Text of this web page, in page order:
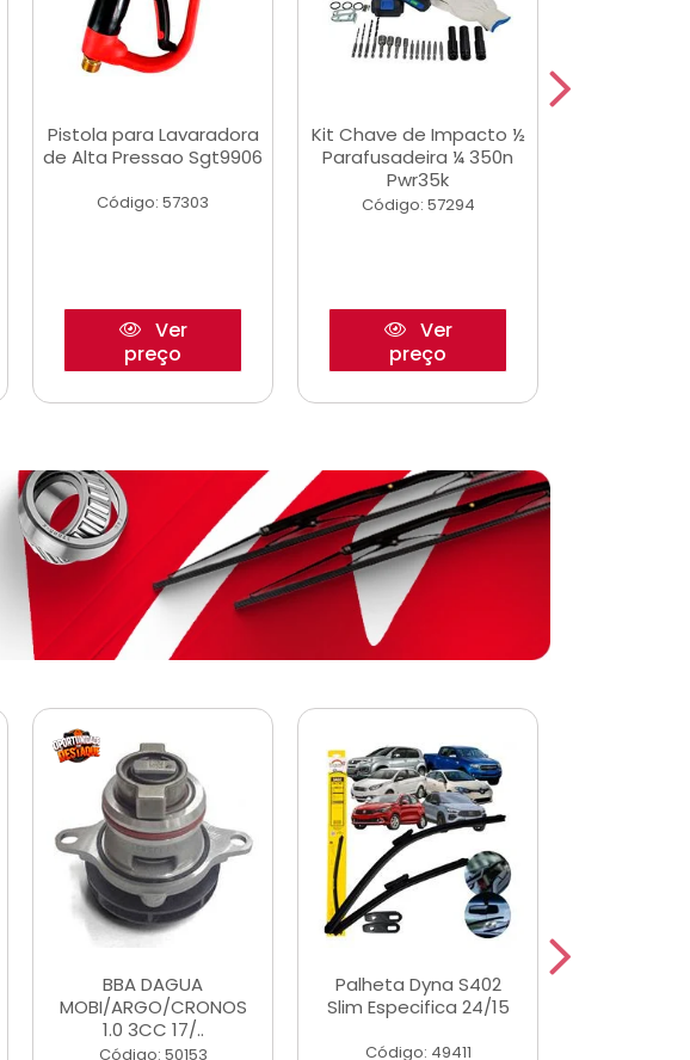
Pistola para Lavaradora
de Alta Pressao Sgt9906
Código: 57303
Ver
preço
Kit Chave de Impacto ½
Parafusadeira ¼ 350n
Pwr35k
Código: 57294
Ver
preço
BBA DAGUA
MOBI/ARGO/CRONOS
1.0 3CC 17/..
Código: 50153
Palheta Dyna S402
Slim Especifica 24/15
Código: 49411